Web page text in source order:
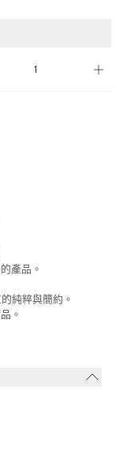
產品。
純粹與簡約。
。